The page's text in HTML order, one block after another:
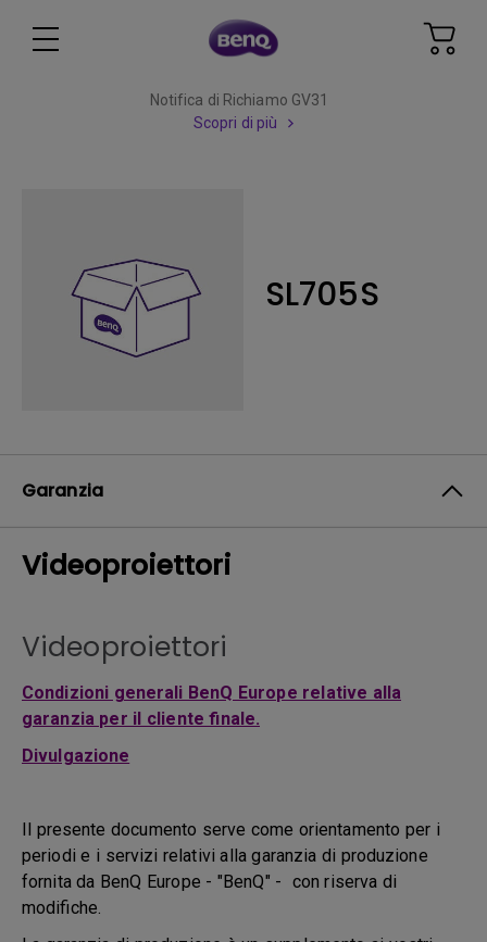
Notifica di Richiamo GV31
Scopri di più
SL705S
Garanzia
Videoproiettori
Videoproiettori
Condizioni generali BenQ Europe relative alla
garanzia per il cliente finale.
Divulgazione
Il presente documento serve come orientamento per i
periodi e i servizi relativi alla garanzia di produzione
fornita da BenQ Europe - "BenQ" - con riserva di
modifiche.